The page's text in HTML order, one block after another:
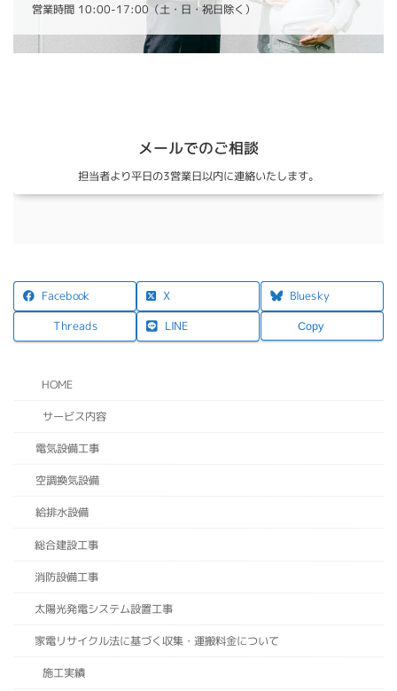
営業時間 10:00-17:00（土・日・祝日除く）
メールでのご相談
担当者より平日の3営業日以内に連絡いたします。
Facebook X Bluesky
Threads LINE Copy
HOME
サービス内容
電気設備工事
空調換気設備
給排水設備
総合建設工事
消防設備工事
太陽光発電システム設置工事
家電リサイクル法に基づく収集・運搬料金について
施工実績